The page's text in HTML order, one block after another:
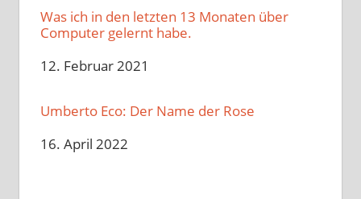
Was ich in den letzten 13 Monaten über
Computer gelernt habe.
Datum
12. Februar 2021
Umberto Eco: Der Name der Rose
Datum
16. April 2022